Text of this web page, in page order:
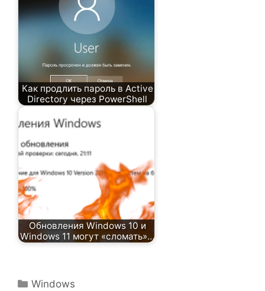
Как продлить пароль в Active
Directory через PowerShell
Обновления Windows 10 и
Windows 11 могут «сломать»…
Рубрики
Windows